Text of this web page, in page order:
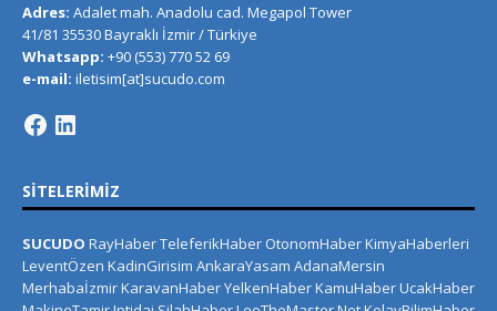
Adres: Adalet mah. Anadolu cad. Megapol Tower
41/81 35530 Bayraklı İzmir / Türkiye
Whatsapp: +90 (553) 770 52 69
e-mail: iletisim[at]sucudo.com
SITELERIMIZ
SUCUDO RayHaberTeleferikHaber OtonomHaberKimyaHaberleri
LeventÖzen KadinGirisim AnkaraYasam AdanaMersin
MerhabaİzmirKaravanHaberYelkenHaberKamuHaberUcakHaber